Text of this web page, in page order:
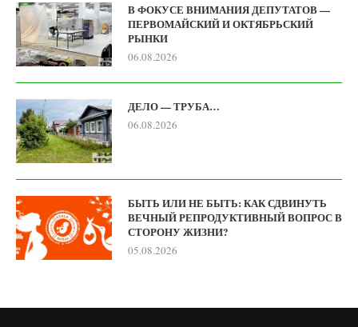
В ФОКУСЕ ВНИМАНИЯ ДЕПУТАТОВ —
ПЕРВОМАЙСКИЙ И ОКТЯБРЬСКИЙ
РЫНКИ
06.08.2026
ДЕЛО — ТРУБА…
06.08.2026
БЫТЬ ИЛИ НЕ БЫТЬ: КАК СДВИНУТЬ
ВЕЧНЫЙ РЕПРОДУКТИВНЫЙ ВОПРОС В
СТОРОНУ ЖИЗНИ?
05.08.2026